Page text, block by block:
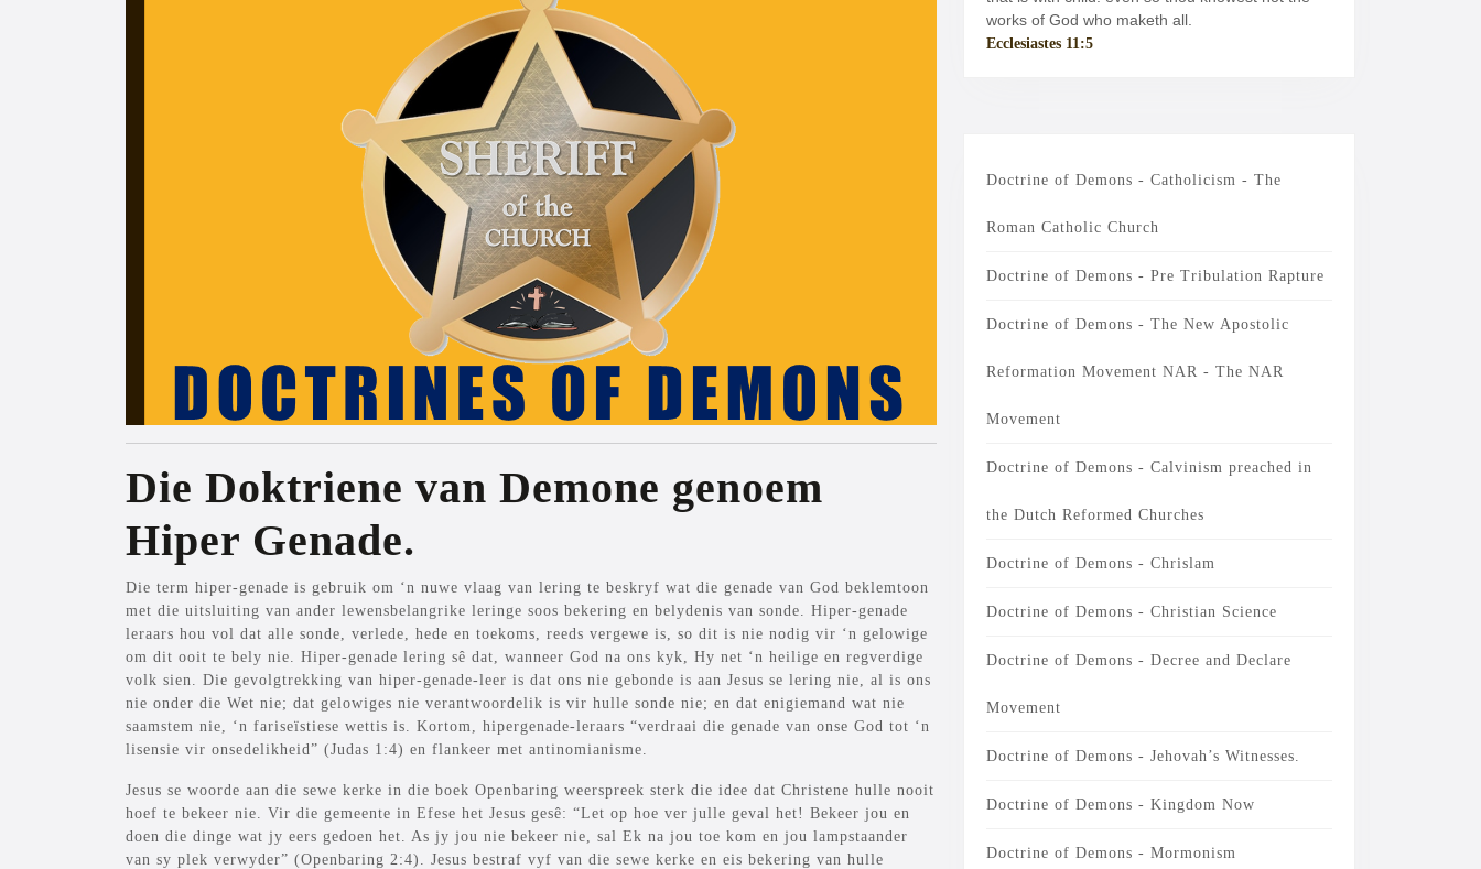
Die Doktriene van Demone genoem
Hiper Genade.
Die term hiper-genade is gebruik om ‘n nuwe vlaag van lering te beskryf wat die genade van God beklemtoon
met die uitsluiting van ander lewensbelangrike leringe soos bekering en belydenis van sonde. Hiper-genade
leraars hou vol dat alle sonde, verlede, hede en toekoms, reeds vergewe is, so dit is nie nodig vir ‘n gelowige
om dit ooit te bely nie. Hiper-genade lering sê dat, wanneer God na ons kyk, Hy net ‘n heilige en regverdige
volk sien. Die gevolgtrekking van hiper-genade-leer is dat ons nie gebonde is aan Jesus se lering nie, al is ons
nie onder die Wet nie; dat gelowiges nie verantwoordelik is vir hulle sonde nie; en dat enigiemand wat nie
saamstem nie, ‘n fariseïstiese wettis is. Kortom, hipergenade-leraars “verdraai die genade van onse God tot ‘n
lisensie vir onsedelikheid” (Judas 1:4) en flankeer met antinomianisme.
Jesus se woorde aan die sewe kerke in die boek Openbaring weerspreek sterk die idee dat Christene hulle nooit
hoef te bekeer nie. Vir die gemeente in Efese het Jesus gesê: “Let op hoe ver julle geval het! Bekeer jou en
doen die dinge wat jy eers gedoen het. As jy jou nie bekeer nie, sal Ek na jou toe kom en jou lampstaander
van sy plek verwyder” (Openbaring 2:4). Jesus bestraf vyf van die sewe kerke en eis bekering van hulle
works of God who maketh all.
Ecclesiastes 11:5
Doctrine of Demons - Catholicism - The
Roman Catholic Church
Doctrine of Demons - Pre Tribulation Rapture
Doctrine of Demons - The New Apostolic
Reformation Movement NAR - The NAR
Movement
Doctrine of Demons - Calvinism preached in
the Dutch Reformed Churches
Doctrine of Demons - Chrislam
Doctrine of Demons - Christian Science
Doctrine of Demons - Decree and Declare
Movement
Doctrine of Demons - Jehovah’s Witnesses.
Doctrine of Demons - Kingdom Now
Doctrine of Demons - Mormonism